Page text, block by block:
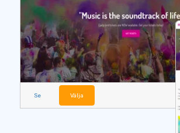
Se Välja